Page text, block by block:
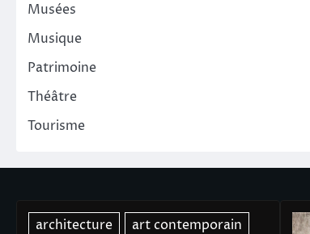
Musées
Musique
Patrimoine
Théâtre
Tourisme